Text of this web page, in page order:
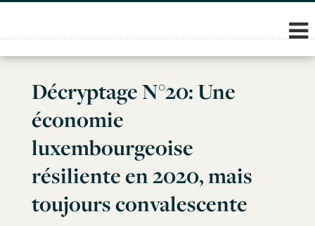
Skip
content
Décryptage N°20: Une
économie
luxembourgeoise
résiliente en 2020, mais
toujours convalescente